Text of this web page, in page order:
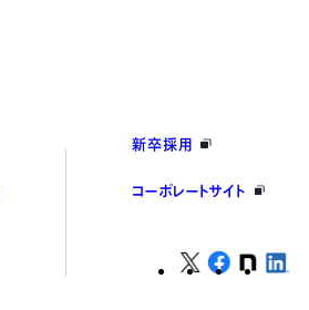
新卒採用
コーポレートサイト